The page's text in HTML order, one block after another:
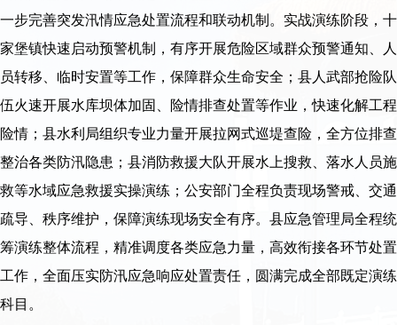
一步完善突发汛情应急处置流程和联动机制。实战演练阶段，十
家堡镇快速启动预警机制，有序开展危险区域群众预警通知、人
员转移、临时安置等工作，保障群众生命安全；县人武部抢险队
伍火速开展水库坝体加固、险情排查处置等作业，快速化解工程
险情；县水利局组织专业力量开展拉网式巡堤查险，全方位排查
整治各类防汛隐患；县消防救援大队开展水上搜救、落水人员施
救等水域应急救援实操演练；公安部门全程负责现场警戒、交通
疏导、秩序维护，保障演练现场安全有序。县应急管理局全程统
筹演练整体流程，精准调度各类应急力量，高效衔接各环节处置
工作，全面压实防汛应急响应处置责任，圆满完成全部既定演练
科目。